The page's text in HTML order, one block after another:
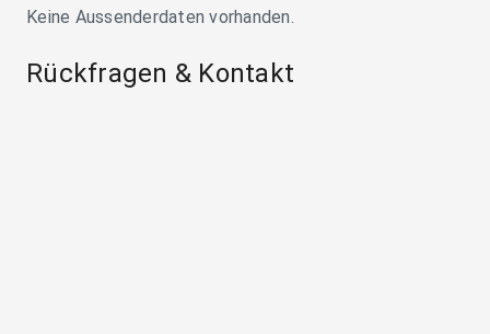
Keine Aussenderdaten vorhanden.
Rückfragen & Kontakt